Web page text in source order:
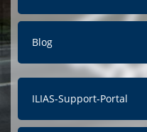
Blog
ILIAS-Support-Portal